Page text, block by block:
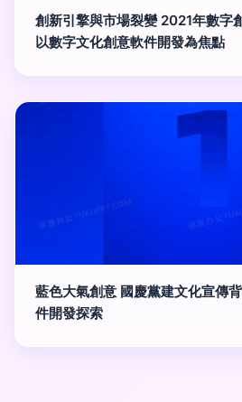
創新引擎與市場裂變 2021年數
以數字文化創意軟件開發為焦點
藍色大氣創意 國慶黨建文化宣傳
件開發探索